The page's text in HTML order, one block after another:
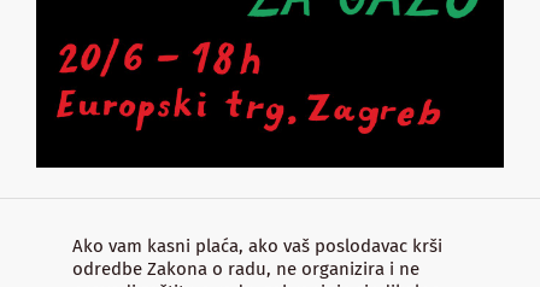
Ako vam kasni plaća, ako vaš poslodavac krši
odredbe Zakona o radu, ne organizira i ne